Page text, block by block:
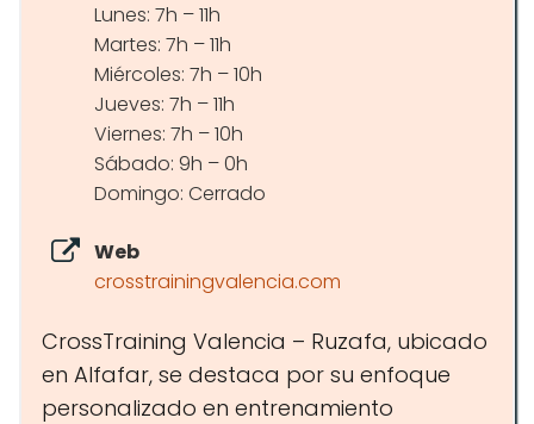
Lunes: 7h – 11h
Martes: 7h – 11h
Miércoles: 7h – 10h
Jueves: 7h – 11h
Viernes: 7h – 10h
Sábado: 9h – 0h
Domingo: Cerrado
Web
crosstrainingvalencia.com
CrossTraining Valencia – Ruzafa, ubicado
en Alfafar, se destaca por su enfoque
personalizado en entrenamiento